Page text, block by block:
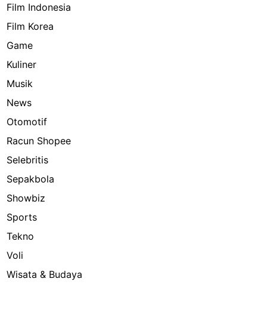
Film Indonesia
Film Korea
Game
Kuliner
Musik
News
Otomotif
Racun Shopee
Selebritis
Sepakbola
Showbiz
Sports
Tekno
Voli
Wisata & Budaya